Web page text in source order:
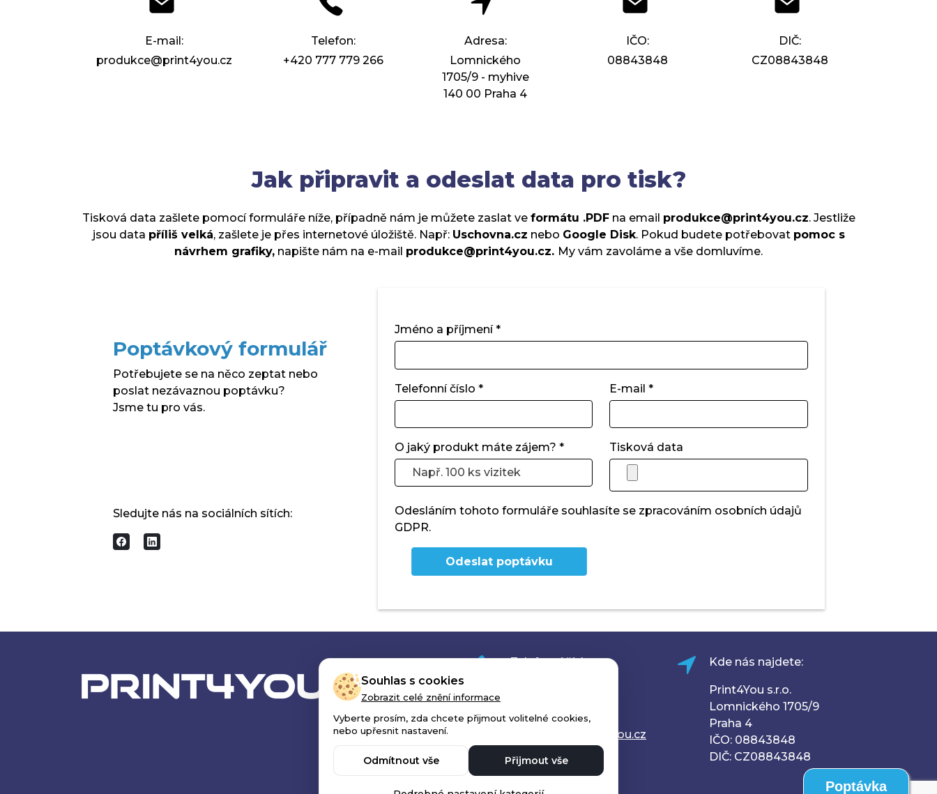
E-mail:
produkce@print4you.cz
Telefon:
+420 777 779 266
Adresa:
Lomnického
1705/9 - myhive
140 00 Praha 4
IČO:
08843848
DIČ:
CZ08843848
Jak připravit a odeslat data pro tisk?
Tisková data zašlete pomocí formuláře níže, případně nám je můžete zaslat ve formátu .PDFna email produkce@print4you.cz. Jestliže
jsou data příliš velká, zašlete je přes internetové úložiště. Např: Uschovna.cz nebo Google Disk. Pokud budete potřebovat pomoc s
návrhem grafiky, napište nám na e-mail produkce@print4you.cz. My vám zavoláme a vše domluvíme.
Poptávkový formulář
Potřebujete se na něco zeptat nebo
poslat nezávaznou poptávku?
Jsme tu pro vás.
Sledujte nás na sociálních sítích:
Jméno a příjmení *
Telefonní číslo * E-mail *
O jaký produkt máte zájem? * Tisková data
Odesláním tohoto formuláře souhlasíte se zpracováním osobních údajů
GDPR.
Odeslat poptávku
Telefonní číslo:
E-mail:
produkce@print4you.cz
Kde nás najdete:
Print4You s.r.o.
Lomnického 1705/9
Praha 4
IČO: 08843848
DIČ: CZ08843848
Poptávka
Souhlas s cookies
Zobrazit celé znění informace
Vyberte prosím, zda chcete přijmout volitelné cookies,
nebo upřesnit nastavení.
Odmítnout vše Přijmout vše